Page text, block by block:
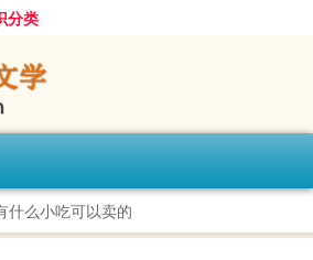
分类
什么小吃可以卖的